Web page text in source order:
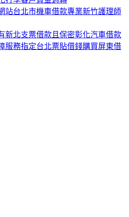
站台北市機車借款專業新竹護理師
新北支票借款且保密彰化汽車借款
服務指定台北票貼借錢購買屏東借